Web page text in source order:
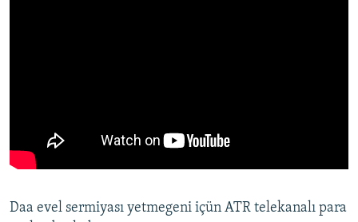
Daa evel sermiyası yetmegeni içün ATR telekanalı para